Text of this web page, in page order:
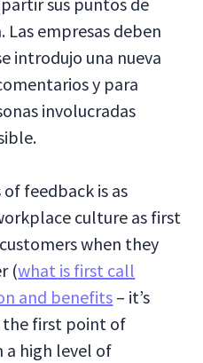
Las empresas deben
introdujo una nueva
y para
involucradas
feedback is as
culture as first
when they
(what is first call
and benefits – it’s
the first point of
a high level of